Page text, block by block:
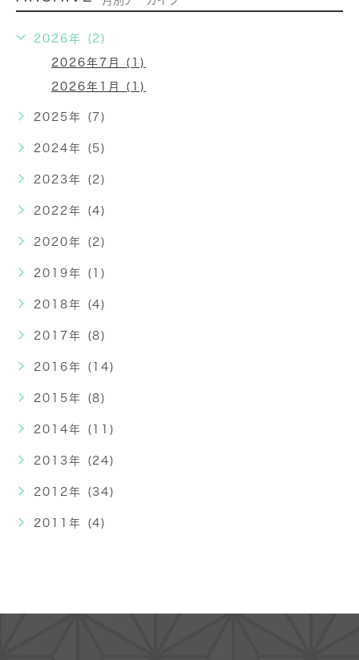
2026年 (2)
2026年7月 (1)
2026年1月 (1)
2025年 (7)
2024年 (5)
2023年 (2)
2022年 (4)
2020年 (2)
2019年 (1)
2018年 (4)
2017年 (8)
2016年 (14)
2015年 (8)
2014年 (11)
2013年 (24)
2012年 (34)
2011年 (4)